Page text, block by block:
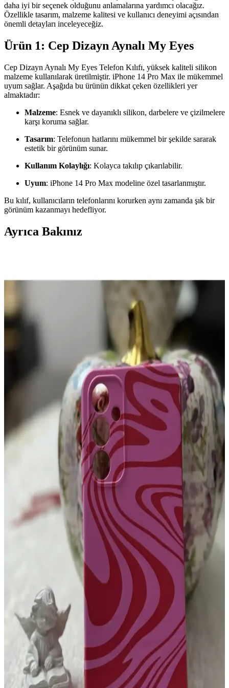
daha iyi bir seçenek olduğunu anlamalarına yardımcı olacağız.
Özellikle tasarım, malzeme kalitesi ve kullanıcı deneyimi açısından
önemli detayları inceleyeceğiz.
Ürün 1: Cep Dizayn Aynalı My Eyes
Cep Dizayn Aynalı My Eyes Telefon Kılıfı, yüksek kaliteli silikon
malzeme kullanılarak üretilmiştir. iPhone 14 Pro Max ile mükemmel
uyum sağlar. Aşağıda bu ürünün dikkat çeken özellikleri yer
almaktadır:
Malzeme: Esnek ve dayanıklı silikon, darbelere ve çizilmelere
karşı koruma sağlar.
Tasarım: Telefonun hatlarını mükemmel bir şekilde sararak
estetik bir görünüm sunar.
Kullanım Kolaylığı: Kolayca takılıp çıkarılabilir.
Uyum: iPhone 14 Pro Max modeline özel tasarlanmıştır.
Bu kılıf, kullanıcıların telefonlarını korurken aynı zamanda şık bir
görünüm kazanmayı hedefliyor.
Ayrıca Bakınız
Silikon desenli iPhone 11 kılıfları, çeşitli desen ve renk
seçenekleriyle estetik ve koruma sağlar. Darbelere karşı dayanıklı,
şık ve kullanımı kolay bu kılıflar, telefonunuzu güvenle korur.
Samsung Galaxy A32 İçin Yüksek Koruma
Sağlayan Dayanıklı ve Estetik Kılıf Seçenekleri
Galaxy A32 için dayanıklı, şarj ve kamera erişimini engellemeyen
yüksek koruma sağlayan çeşitli tasarım ve renk seçenekleriyle
kılıflar, telefonun ömrünü uzatır ve kullanım deneyimini artırır.
Xiaomi Mi 11T Pro İçin En İyi Koruyucu ve Şık
Kılıf Seçenekleri
Xiaomi Mi 11T Pro kullanıcıları için dayanıklı, şık ve fonksiyonel
kılıf seçenekleri. Renk ve tasarım çeşitleriyle cihazınızı korurken
Samsung Galaxy S24 Ultra İçin Dayanıklı ve
Güvenilir Telefon Kılıfı Seçimi Rehberi
Samsung Galaxy S24 Ultra için dayanıklı ve kaliteli kılıflar,
cihazınızı darbelerden ve çizilmelerden korur. Uygun malzeme ve
kullanıcı yorumlarına dikkat ederek en iyi seçimi yapın.
A32 Telefonlar İçin Dayanıklı ve Yüksek Koruma
Sağlayan Kılıf Seçenekleri
A32 telefonlar için tasarlanmış dayanıklı kılıflar, yüksek koruma ve
şık tasarım sunar. Darbelere, çizilmelere karşı üstün koruma
sağlayan bu kılıflar, kullanım kolaylığı ve estetikle birleşir.
iPhone 14 için şeffaf silikon kılıf: estetik ve dayanıklı
koruma sağlayan tasarım
iPhone 14 için şeffaf silikon kılıf, estetik ve dayanıklı koruma sunar.
Orijinal tasarımı sergilemenize imkan tanırken, darbelere ve
çizilmelere karşı üstün koruma sağlar, kullanım kolaylığı ve şıklık bir
arada.